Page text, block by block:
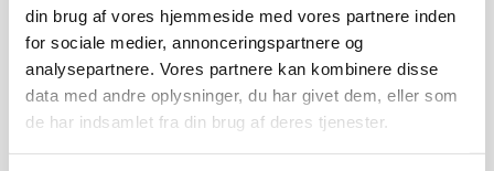
din brug af vores hjemmeside med vores partnere inden
for sociale medier, annonceringspartnere og
analysepartnere. Vores partnere kan kombinere disse
data med andre oplysninger, du har givet dem, eller som
de har indsamlet fra din brug af deres tjenester.
Gymart sports smykker
kr. 120,00
Halskæde med
håndboldmotiv
(sølvlook)